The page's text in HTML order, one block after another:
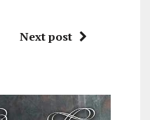
Next post